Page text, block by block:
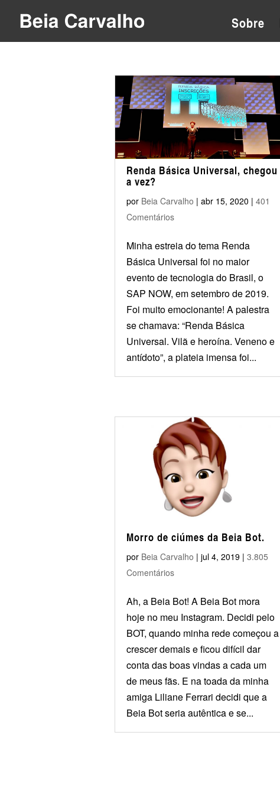
Sobre
Renda Básica Universal, chegou
a vez?
por Beia Carvalho | abr 15, 2020 | 401
Comentários
Minha estreia do tema Renda
Básica Universal foi no maior
evento de tecnologia do Brasil, o
SAP NOW, em setembro de 2019.
Foi muito emocionante! A palestra
se chamava: “Renda Básica
Universal. Vilã e heroína. Veneno e
antídoto”, a plateia imensa foi...
Morro de ciúmes da Beia Bot.
por Beia Carvalho | jul 4, 2019| 3.805
Comentários
Ah, a Beia Bot! A Beia Bot mora
hoje no meu Instagram. Decidi pelo
BOT, quando minha rede começou a
crescer demais e ficou difícil dar
conta das boas vindas a cada um
de meus fãs. E na toada da minha
amiga Liliane Ferrari decidi que a
Beia Bot seria autêntica e se...